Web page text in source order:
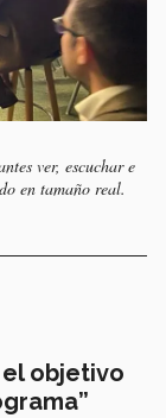
ver, escuchar e
en tamaño real.
objetivo